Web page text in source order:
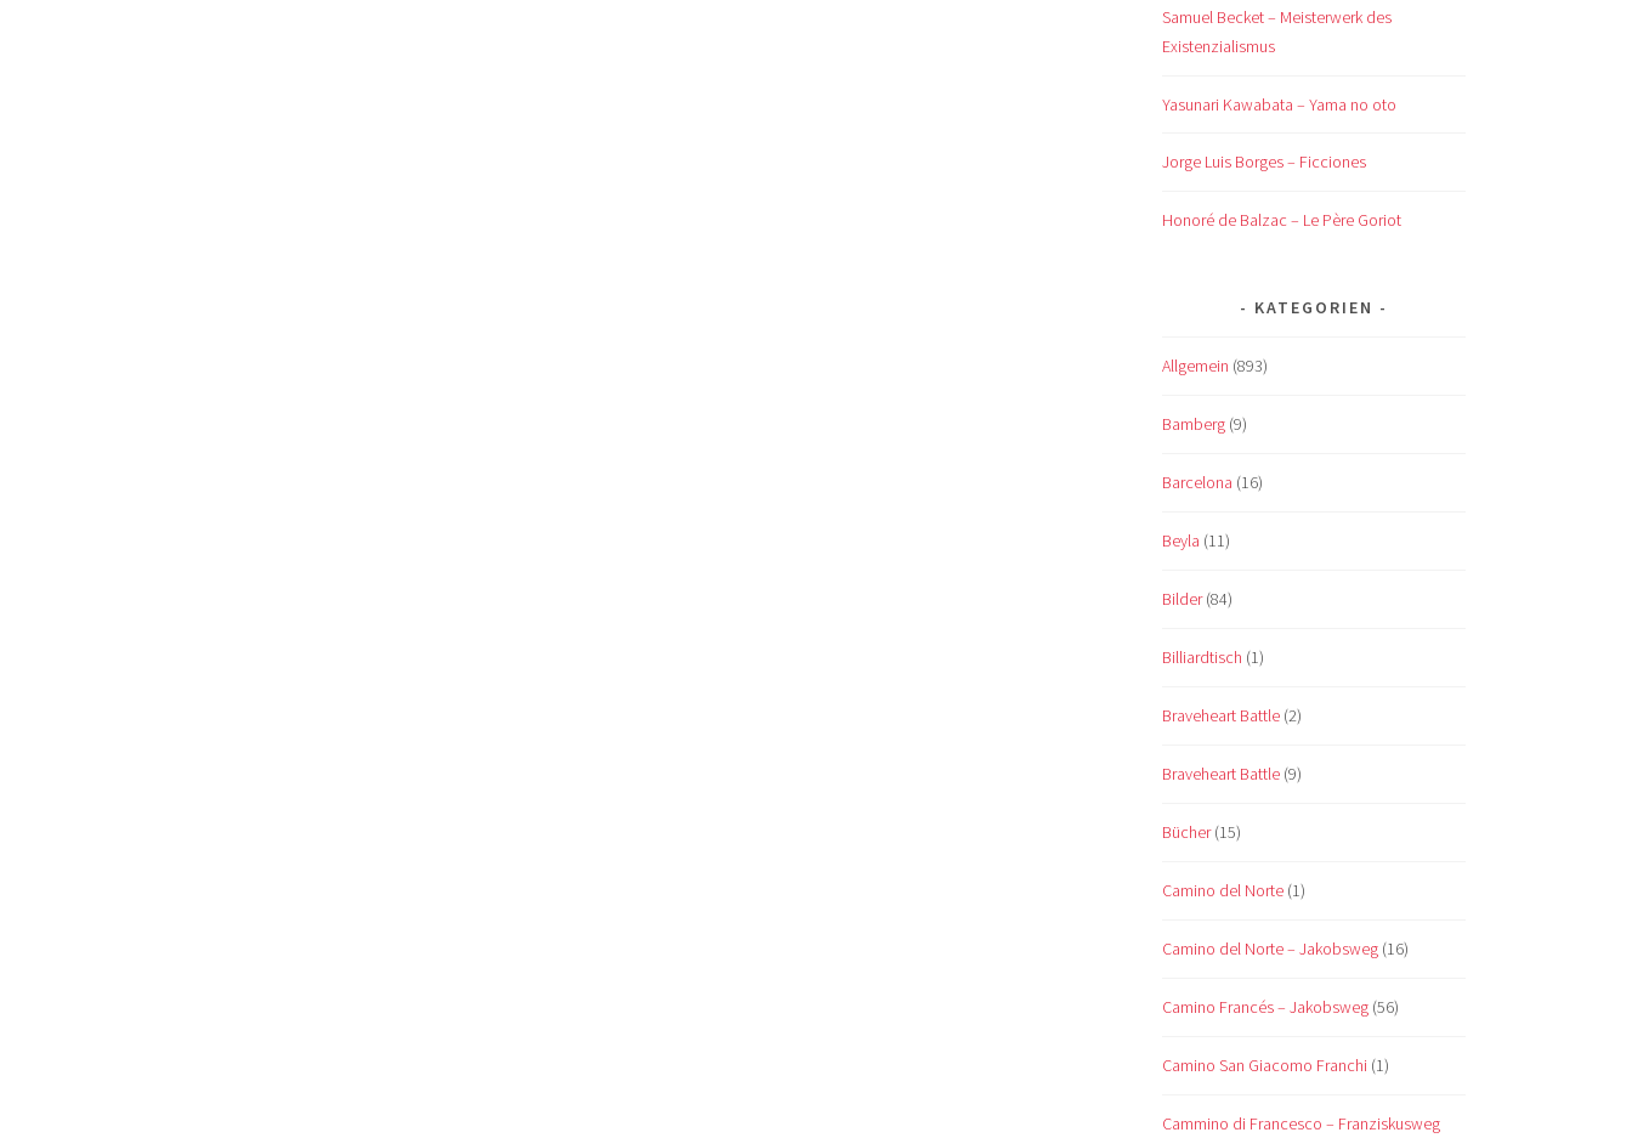
Samuel Becket – Meisterwerk des
Existenzialismus
Yasunari Kawabata – Yama no oto
Jorge Luis Borges – Ficciones
Honoré de Balzac – Le Père Goriot
KATEGORIEN
Allgemein (893)
Bamberg (9)
Barcelona (16)
Beyla (11)
Bilder(84)
Billiardtisch (1)
Braveheart Battle (2)
Braveheart Battle (9)
Bücher(15)
Camino del Norte (1)
Camino del Norte – Jakobsweg (16)
Camino Francés – Jakobsweg (56)
Camino San Giacomo Franchi (1)
Cammino di Francesco – Franziskusweg